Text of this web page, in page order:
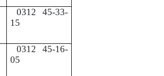
0312 45-33-
15
0312 45-16-
05